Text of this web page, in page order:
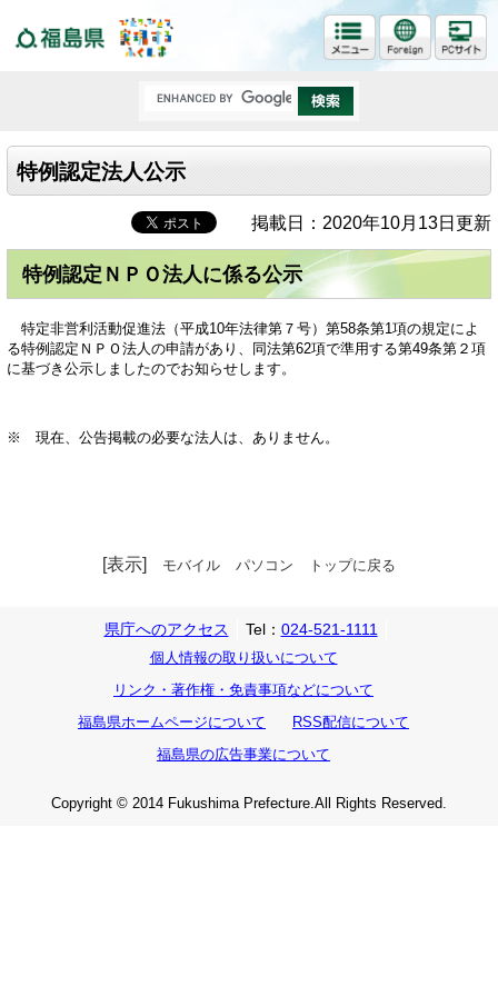
特例認定法人公示
掲載日：2020年10月13日更新
特例認定ＮＰＯ法人に係る公示
特定非営利活動促進法（平成10年法律第７号）第58条第1項の規定によ
る特例認定ＮＰＯ法人の申請があり、同法第62項で準用する第49条第２項
に基づき公示しましたのでお知らせします。
※ 現在、公告掲載の必要な法人は、ありません。
[表示] モバイル パソコン トップに戻る
県庁へのアクセス Tel： 024-521-1111
個人情報の取り扱いについて
リンク・著作権・免責事項などについて
福島県ホームページについて
RSS配信について
福島県の広告事業について
Copyright © 2014 Fukushima Prefecture.All Rights Reserved.